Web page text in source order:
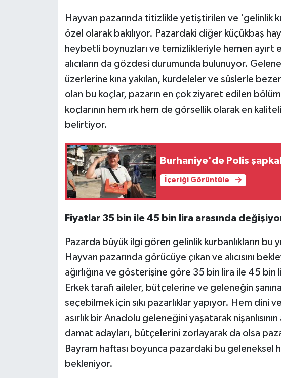
Hayvan pazarında titizlikle yetiştirilen ve 'gelinlik
özel olarak bakılıyor. Pazardaki diğer küçükbaş
heybetli boynuzları ve temizlikleriyle hemen ayırt
alıcıların da gözdesi durumunda bulunuyor.
üzerlerine kına yakılan, kurdeleler ve süslerle
olan bu koçlar, pazarın en çok ziyaret edilen
koçlarının hem ırk hem de görsellik olarak en
belirtiyor.
Burhaniye'de Polis
İçeriği Görüntüle
Fiyatlar 35 bin ile 45 bin lira arasında
Pazarda büyük ilgi gören gelinlik kurbanlıkların bu
Hayvan pazarında görücüye çıkan ve alıcısını
ağırlığına ve gösterişine göre 35 bin lira ile 45
Erkek tarafı aileler, bütçelerine ve geleneğin
seçebilmek için sıkı pazarlıklar yapıyor. Hem dini
asırlık bir Anadolu geleneğini yaşatarak
damat adayları, bütçelerini zorlayarak da olsa
Bayram haftası boyunca pazardaki bu geleneksel
bekleniyor.